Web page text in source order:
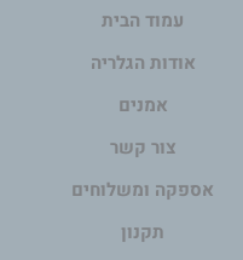
עמוד הבית
אודות הגלריה
אמנים
צור קשר
אספקה ומשלוחים
תקנון